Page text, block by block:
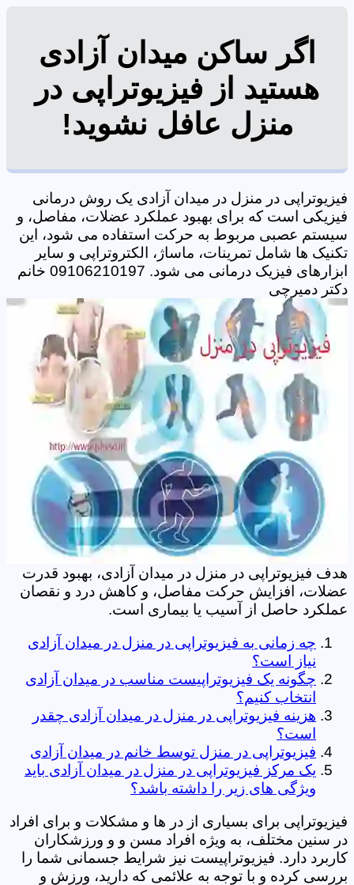
اگر ساکن میدان آزادی
هستید از فیزیوتراپی در
منزل عافل نشوید!
فیزیوتراپی در منزل در میدان آزادی یک روش درمانی
فیزیکی است که برای بهبود عملکرد عضلات، مفاصل، و
سیستم عصبی مربوط به حرکت استفاده می شود، این
تکنیک ها شامل تمرینات، ماساژ، الکتروتراپی و سایر
ابزارهای فیزیک درمانی می شود. 09106210197 خانم
دکتر دمیرچی
هدف فیزیوتراپی در منزل در میدان آزادی، بهبود قدرت
عضلات، افزایش حرکت مفاصل، و کاهش درد و نقصان
عملکرد حاصل از آسیب یا بیماری است.
چه زمانی به فیزیوتراپی در منزل در میدان آزادی
نیاز است؟
چگونه یک فیزیوتراپیست مناسب در میدان آزادی
انتخاب کنیم؟
هزینه فیزیوتراپی در منزل در میدان آزادی چقدر
است؟
فیزیوتراپی در منزل توسط خانم در میدان آزادی
یک مرکز فیزیوتراپی در منزل در میدان آزادی باید
ویژگی های زیر را داشته باشد؟
فیزیوتراپی برای بسیاری از در ها و مشکلات و برای افراد
در سنین مختلف، به ویژه افراد مسن و و ورزشکاران
کاربرد دارد. فیزیوتراپیست نیز شرایط جسمانی شما را
بررسی کرده و با توجه به علائمی که دارید، ورزش و